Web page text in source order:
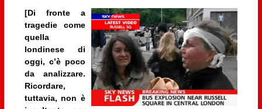
[Di fronte a
tragedie come
quella
londinese di
oggi, c’è poco
da analizzare.
Ricordare,
tuttavia, non è